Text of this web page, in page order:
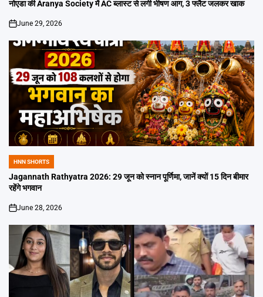
नोएडा की Aranya Society में AC ब्लास्ट से लगी भीषण आग, 3 फ्लैट जलकर खाक
on
June 29, 2026
POSTED
IN
HNN SHORTS
Jagannath Rathyatra 2026: 29 जून को स्नान पूर्णिमा, जानें क्यों 15 दिन बीमार
रहेंगे भगवान
on
June 28, 2026